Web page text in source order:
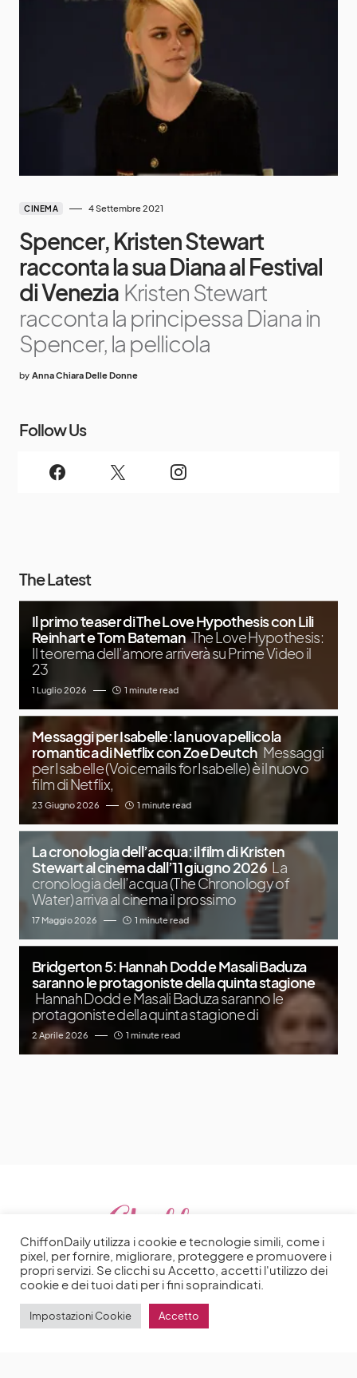
CINEMA 4 Settembre 2021
Spencer, Kristen Stewart
racconta la sua Diana al Festival
di Venezia Kristen Stewart
racconta la principessa Diana in
Spencer, la pellicola
by Anna Chiara Delle Donne
Follow Us
The Latest
Il primo teaser di The Love Hypothesis con Lili
Reinhart e Tom Bateman The Love Hypothesis:
Il teorema dell’amore arriverà su Prime Video il
23
1 Luglio 2026 1 minute read
Messaggi per Isabelle: la nuova pellicola
romantica di Netflix con Zoe Deutch Messaggi
per Isabelle (Voicemails for Isabelle) è il nuovo
film di Netflix,
23 Giugno 2026 1 minute read
La cronologia dell’acqua: il film di Kristen
Stewart al cinema dall’11 giugno 2026 La
cronologia dell’acqua (The Chronology of
Water) arriva al cinema il prossimo
17 Maggio 2026 1 minute read
Bridgerton 5: Hannah Dodd e Masali Baduza
saranno le protagoniste della quinta stagione
Hannah Dodd e Masali Baduza saranno le
protagoniste della quinta stagione di
2 Aprile 2026 1 minute read
ChiffonDaily utilizza i cookie e tecnologie simili, come i
pixel, per fornire, migliorare, proteggere e promuovere i
propri servizi. Se clicchi su Accetto, accetti l'utilizzo dei
cookie e dei tuoi dati per i fini sopraindicati.
Impostazioni Cookie Accetto